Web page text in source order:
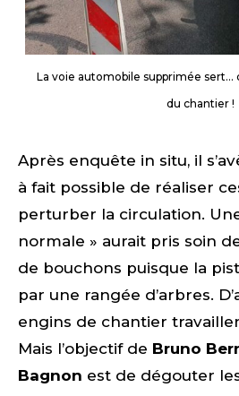
La voie automobile supprimée sert…
du chantier !
Après enquête in situ, il
à fait possible de réaliser
perturber la circulation.
normale » aurait pris soin
de bouchons puisque la
par une rangée d’arbres.
engins de chantier
Mais l’objectif de Bruno
Bagnon est de dégouter